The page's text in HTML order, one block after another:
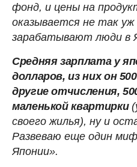
фонд, и цены на
оказывается не так уж
зарабатывают люди в
Средняя зарплата у
долларов, из них он
другие отчисления,
маленькой квартирки
своего жилья), ну и
Развеваю еще один
Японии».